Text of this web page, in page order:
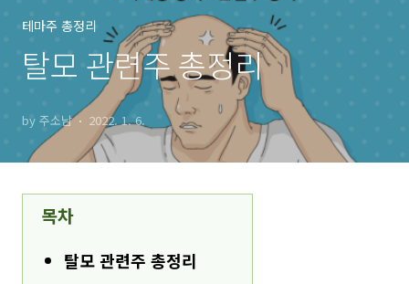
테마주 총정리
탈모 관련주 총정리
by 주소남 2022. 1. 6.
목차
탈모 관련주 총정리